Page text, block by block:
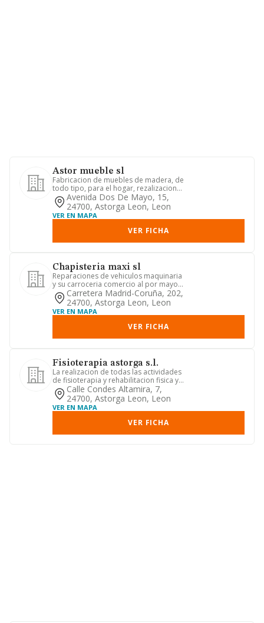
Astor mueble sl
Fabricacion de muebles de madera, de
todo tipo, para el hogar, rezalizacion
de todo tipo de trabajo...
Avenida Dos De Mayo, 15,
24700, Astorga Leon, Leon
VER EN MAPA
VER FICHA
Chapisteria maxi sl
Reparaciones de vehiculos maquinaria
y su carroceria comercio al por mayor
y menor de lubricantes, ...
Carretera Madrid-Coruña, 202,
24700, Astorga Leon, Leon
VER EN MAPA
VER FICHA
Fisioterapia astorga s.l.
La realizacion de todas las actividades
de fisioterapia y rehabilitacion fisica y
funcional, median...
Calle Condes Altamira, 7,
24700, Astorga Leon, Leon
VER EN MAPA
VER FICHA